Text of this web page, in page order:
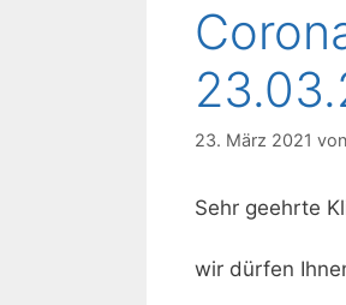
23. März 2021 von
Sehr geehrte
wir dürfen